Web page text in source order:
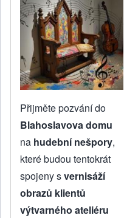
Přijměte pozvání do
Blahoslavova domu
na hudební nešpory,
které budou tentokrát
spojeny svernisáží
obrazů klientů
výtvarného ateliéru